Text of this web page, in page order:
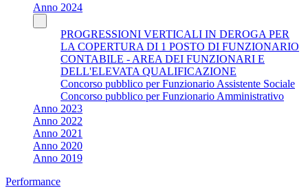
Anno 2024
PROGRESSIONI VERTICALI IN DEROGA PER
LA COPERTURA DI 1 POSTO DI FUNZIONARIO
CONTABILE - AREA DEI FUNZIONARI E
DELL'ELEVATA QUALIFICAZIONE
Concorso pubblico per Funzionario Assistente Sociale
Concorso pubblico per Funzionario Amministrativo
Anno 2023
Anno 2022
Anno 2021
Anno 2020
Anno 2019
Performance